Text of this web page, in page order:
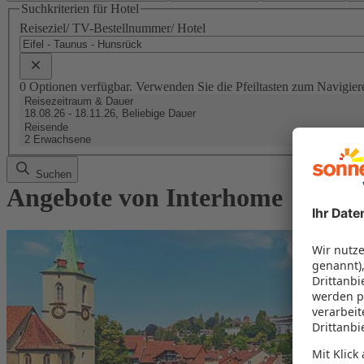
Suchkriterien für Hotel
Reiseziel/ TV-Bestellnummer/ Hotel
0 Optionen verfügbar. Verwenden Sie die Pfeiltasten zum
Reisezeitraum & Dauer
18.08.26 - 18.11.26, Beliebige Dauer
Reisende
2 Erwachsene
Suchen
Angebote von Interhome